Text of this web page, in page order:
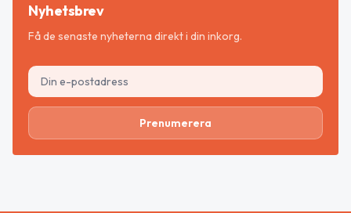
Nyhetsbrev
Få de senaste nyheterna direkt i din inkorg.
Prenumerera